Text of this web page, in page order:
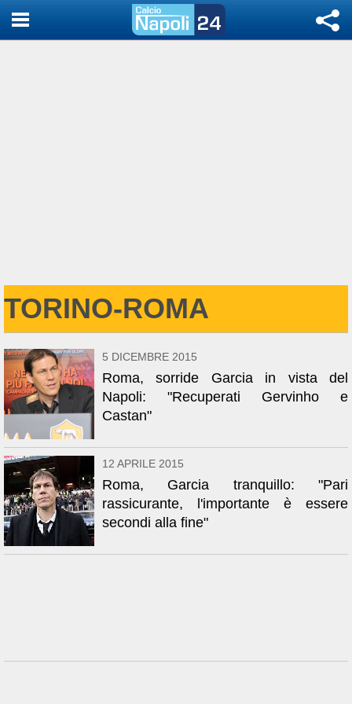
TORINO-ROMA
5 DICEMBRE 2015
Roma, sorride Garcia in vista del
Napoli: "Recuperati Gervinho e
Castan"
12 APRILE 2015
Roma, Garcia tranquillo: "Pari
rassicurante, l'importante è essere
secondi alla fine"